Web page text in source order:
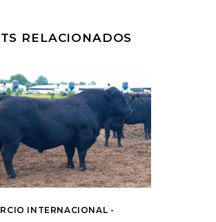
RELACIONADOS
INTERNACIONAL